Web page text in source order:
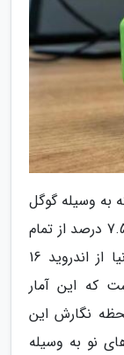
به وسیله گوگل
منتشر شده، تا تاریخ 1 دسامبر 2025، تنها 7.5 درصد از تمام
دستگاه های فعال اندرویدی در سراسر دنیا از اندروید 16
که این آمار
نگارش این
نو به وسیله